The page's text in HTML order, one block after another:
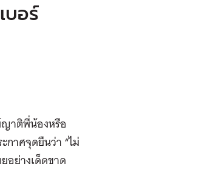
บอร์
ญาติพี่น้องหรือ
กาศจุดยืนว่า “ไม่
อย่างเด็ดขาด